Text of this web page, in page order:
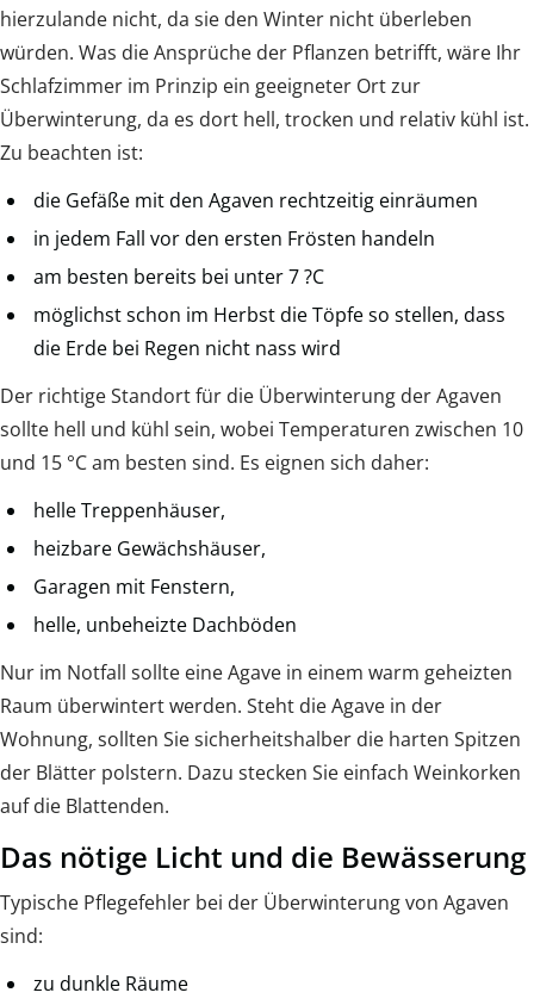
hierzulande nicht, da sie den Winter nicht überleben
würden. Was die Ansprüche der Pflanzen betrifft, wäre Ihr
Schlafzimmer im Prinzip ein geeigneter Ort zur
Überwinterung, da es dort hell, trocken und relativ kühl ist.
Zu beachten ist:
die Gefäße mit den Agaven rechtzeitig einräumen
in jedem Fall vor den ersten Frösten handeln
am besten bereits bei unter 7 ?C
möglichst schon im Herbst die Töpfe so stellen, dass
die Erde bei Regen nicht nass wird
Der richtige Standort für die Überwinterung der Agaven
sollte hell und kühl sein, wobei Temperaturen zwischen 10
und 15 °C am besten sind. Es eignen sich daher:
helle Treppenhäuser,
heizbare Gewächshäuser,
Garagen mit Fenstern,
helle, unbeheizte Dachböden
Nur im Notfall sollte eine Agave in einem warm geheizten
Raum überwintert werden. Steht die Agave in der
Wohnung, sollten Sie sicherheitshalber die harten Spitzen
der Blätter polstern. Dazu stecken Sie einfach Weinkorken
auf die Blattenden.
Das nötige Licht und die Bewässerung
Typische Pflegefehler bei der Überwinterung von Agaven
sind:
zu dunkle Räume